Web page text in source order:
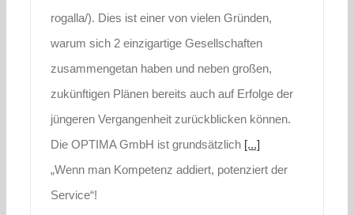
rogalla/). Dies ist einer von vielen Gründen,
warum sich 2 einzigartige Gesellschaften
zusammengetan haben und neben großen,
zukünftigen Plänen bereits auch auf Erfolge der
jüngeren Vergangenheit zurückblicken können.
Die OPTIMA GmbH ist grundsätzlich [...]
„Wenn man Kompetenz addiert, potenziert der
Service“!